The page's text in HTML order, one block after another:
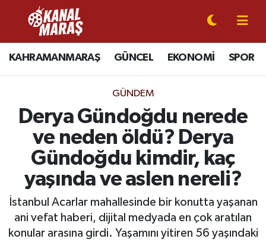
KAHRAMANMARAŞ GÜNCEL EKONOMİ SPOR
GÜNDEM
Derya Gündoğdu nerede
ve neden öldü? Derya
Gündoğdu kimdir, kaç
yaşında ve aslen nereli?
İstanbul Acarlar mahallesinde bir konutta yaşanan
ani vefat haberi, dijital medyada en çok aratılan
konular arasına girdi. Yaşamını yitiren 56 yaşındaki
CANLI YAYIN
KAHRAMANMARAŞ
SPOR
SİYASET
EKONOMİ
GÜNDEM
Kahramanmaraş Nöbetçi Eczaneler
Kahramanmaraş Hava Durumu
Kahramanmaraş Trafik Yoğunluk Haritası
Süper Lig Puan Durumu ve Fikstür
Tüm Manşetler
Son Dakika Haberleri